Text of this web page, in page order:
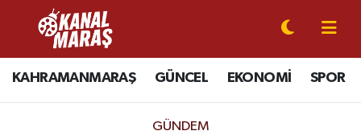
KAHRAMANMARAŞ GÜNCEL EKONOMİ SPOR
GÜNDEM
CANLI YAYIN
KAHRAMANMARAŞ
Kahramanmaraş Nöbetçi Eczaneler
Kahramanmaraş Hava Durumu